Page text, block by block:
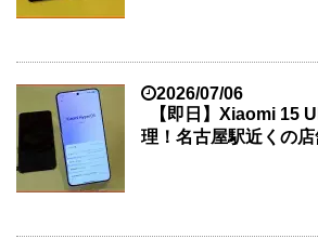
2026/07/06
【即日】Xiaomi 15
理！名古屋駅近くの